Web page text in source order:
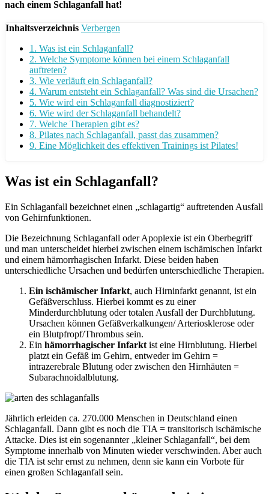
nach einem Schlaganfall hat!
Inhaltsverzeichnis Verbergen
1. Was ist ein Schlaganfall?
2. Welche Symptome können bei einem Schlaganfall
auftreten?
3. Wie verläuft ein Schlaganfall?
4. Warum entsteht ein Schlaganfall? Was sind die Ursachen?
5. Wie wird ein Schlaganfall diagnostiziert?
6. Wie wird der Schlaganfall behandelt?
7. Welche Therapien gibt es?
8. Pilates nach Schlaganfall, passt das zusammen?
9. Eine Möglichkeit des effektiven Trainings ist Pilates!
Was ist ein Schlaganfall?
Ein Schlaganfall bezeichnet einen „schlagartig“ auftretenden Ausfall
von Gehirnfunktionen.
Die Bezeichnung Schlaganfall oder Apoplexie ist ein Oberbegriff
und man unterscheidet hierbei zwischen einem ischämischen Infarkt
und einem hämorrhagischen Infarkt. Diese beiden haben
unterschiedliche Ursachen und bedürfen unterschiedliche Therapien.
Ein ischämischer Infarkt, auch Hirninfarkt genannt, ist ein
Gefäßverschluss. Hierbei kommt es zu einer
Minderdurchblutung oder totalen Ausfall der Durchblutung.
Ursachen können Gefäßverkalkungen/ Arteriosklerose oder
ein Blutpfropf/Thrombus sein.
Ein hämorrhagischer Infarkt ist eine Hirnblutung. Hierbei
platzt ein Gefäß im Gehirn, entweder im Gehirn =
intrazerebrale Blutung oder zwischen den Hirnhäuten =
Subarachnoidalblutung.
Jährlich erleiden ca. 270.000 Menschen in Deutschland einen
Schlaganfall. Dann gibt es noch die TIA = transitorisch ischämische
Attacke. Dies ist ein sogenannter „kleiner Schlaganfall“, bei dem
Symptome innerhalb von Minuten wieder verschwinden. Aber auch
die TIA ist sehr ernst zu nehmen, denn sie kann ein Vorbote für
einen großen Schlaganfall sein.